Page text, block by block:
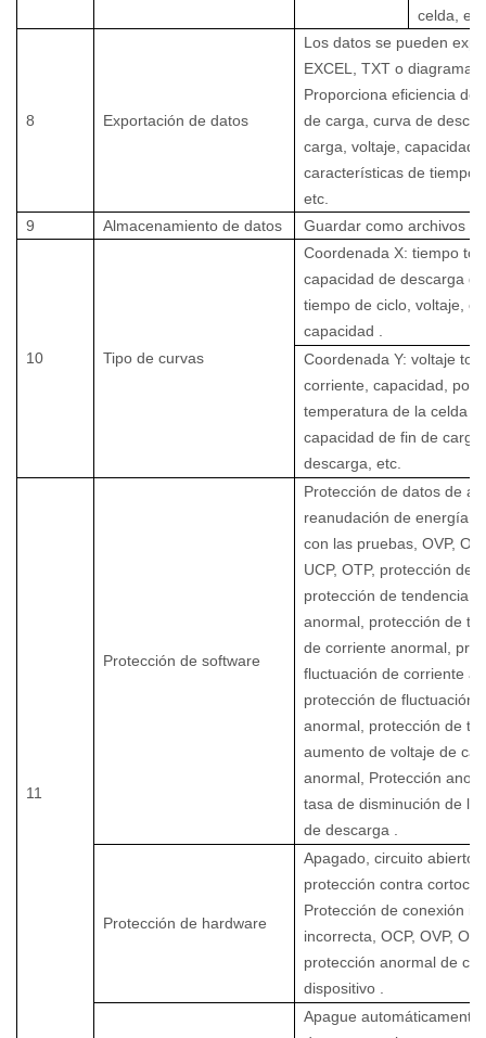
celda,
8 Exportación de datos
Los datos se pueden
EXCEL, TXT o diagrama.
Proporciona eficiencia de
de carga, curva de
carga, voltaje, capacidad,
características de tiempo
etc.
9
Almacenamiento de datos Guardar como archivos
10 Tipo de curvas
Coordenada X: tiempo
capacidad de descarga
tiempo de ciclo, voltaje,
capacidad .
Coordenada Y: voltaje
corriente, capacidad,
temperatura de la celda
capacidad de fin de carga
descarga, etc.
11
Protección de software
Protección de datos de
reanudación de energía y
con las pruebas, OVP,
UCP, OTP, protección de
protección de tendencia
anormal, protección de
de corriente anormal,
fluctuación de corriente
protección de fluctuación
anormal, protección de
aumento de voltaje de
anormal, Protección
tasa de disminución de la
de descarga .
Protección de hardware
Apagado, circuito abierto y
protección contra
Protección de conexión
incorrecta, OCP, OVP,
protección anormal de
dispositivo .
Apague automáticamente